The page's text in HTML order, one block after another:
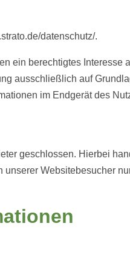
datenschutz/.
ein berechtigtes
ausschließlich auf
im Endgerät des
geschlossen. Hierbei
Websitebesucher